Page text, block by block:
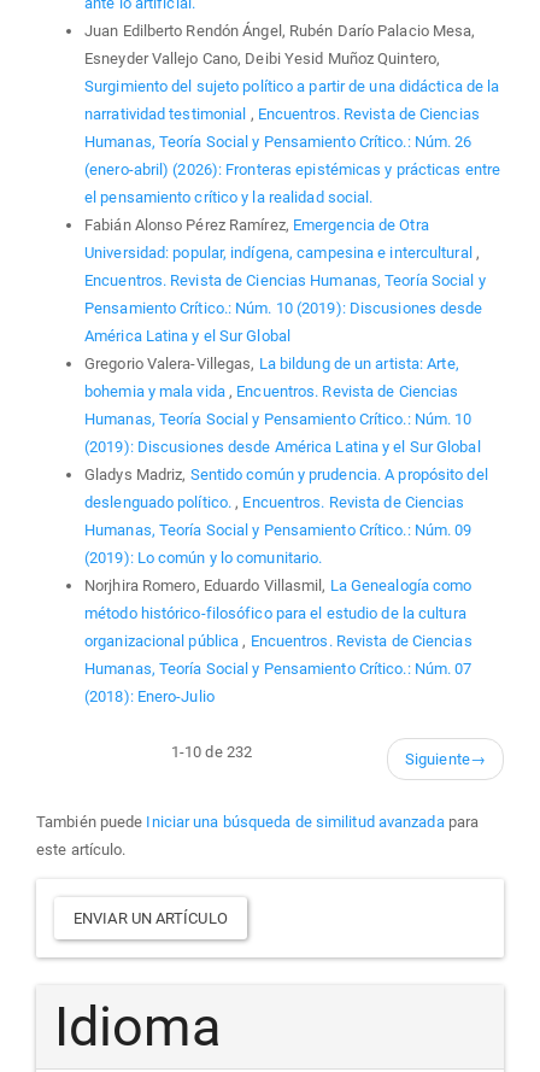
Juan Edilberto Rendón Ángel, Rubén Darío Palacio Mesa,
Esneyder Vallejo Cano, Deibi Yesid Muñoz Quintero,
Surgimiento del sujeto político a partir de una didáctica de la
narratividad testimonial , Encuentros. Revista de Ciencias
Humanas, Teoría Social y Pensamiento Crítico.: Núm. 26
(enero-abril) (2026): Fronteras epistémicas y prácticas entre
el pensamiento crítico y la realidad social.
Fabián Alonso Pérez Ramírez, Emergencia de Otra
Universidad: popular, indígena, campesina e intercultural ,
Encuentros. Revista de Ciencias Humanas, Teoría Social y
Pensamiento Crítico.: Núm. 10 (2019): Discusiones desde
América Latina y el Sur Global
Gregorio Valera-Villegas, La bildung de un artista: Arte,
bohemia y mala vida , Encuentros. Revista de Ciencias
Humanas, Teoría Social y Pensamiento Crítico.: Núm. 10
(2019): Discusiones desde América Latina y el Sur Global
Gladys Madriz, Sentido común y prudencia. A propósito del
deslenguado político., Encuentros. Revista de Ciencias
Humanas, Teoría Social y Pensamiento Crítico.: Núm. 09
(2019): Lo común y lo comunitario.
Norjhira Romero, Eduardo Villasmil, La Genealogía como
método histórico-filosófico para el estudio de la cultura
organizacional pública, Encuentros. Revista de Ciencias
Humanas, Teoría Social y Pensamiento Crítico.: Núm. 07
(2018): Enero-Julio
1-10 de 232 Siguiente→
También puede Iniciar una búsqueda de similitud avanzadapara
este artículo.
Enviar
un
artículo
ENVIAR UN ARTÍCULO
Idioma